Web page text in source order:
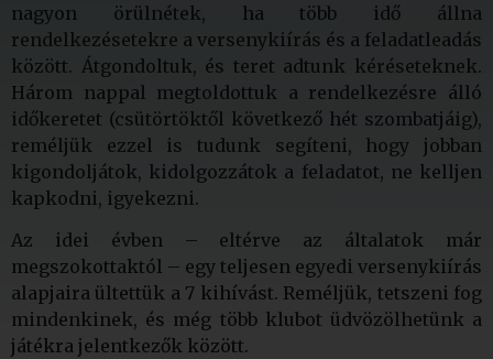
nagyon örülnétek, ha több idő állna
rendelkezésetekre a versenykiírás és a feladatleadás
között. Átgondoltuk, és teret adtunk kéréseteknek.
Három nappal megtoldottuk a rendelkezésre álló
időkeretet (csütörtöktől következő hét szombatjáig),
reméljük ezzel is tudunk segíteni, hogy jobban
kigondoljátok, kidolgozzátok a feladatot, ne kelljen
kapkodni, igyekezni.
Az idei évben – eltérve az általatok már
megszokottaktól – egy teljesen egyedi versenykiírás
alapjaira ültettük a 7 kihívást. Reméljük, tetszeni fog
mindenkinek, és még több klubot üdvözölhetünk a
játékra jelentkezők között.